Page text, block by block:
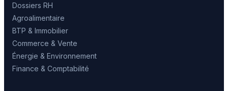
Dossiers RH
Agroalimentaire
BTP & Immobilier
Commerce & Vente
Énergie & Environnement
Finance & Comptabilité